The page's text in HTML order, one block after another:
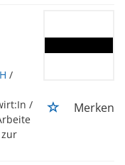
/
/
Merken